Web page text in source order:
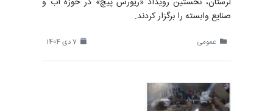
صنایع وابسته را برگزار کردند.
عمومی